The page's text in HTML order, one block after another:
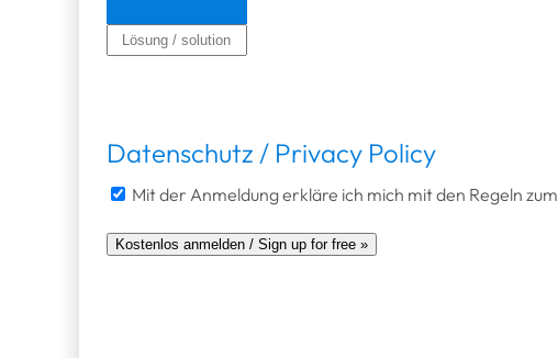
Datenschutz / Privacy Policy
Mit der Anmeldung erkläre ich mich mit den Regeln zum